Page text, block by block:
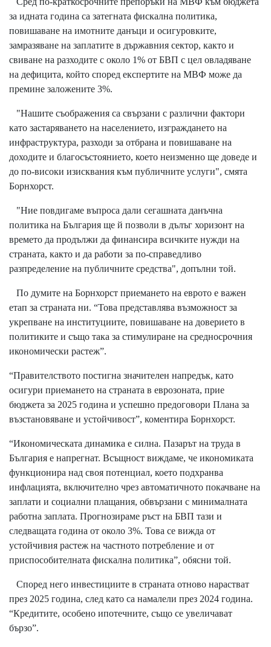
за идната година са затегната фискална политика,
повишаване на имотните данъци и осигуровките,
замразяване на заплатите в държавния сектор, както и
свиване на разходите с около 1% от БВП с цел овладяване
на дефицита, който според експертите на МВФ може да
премине заложените 3%.
"Нашите съображения са свързани с различни фактори
като застаряването на населението, изграждането на
инфраструктура, разходи за отбрана и повишаване на
доходите и благосъстоянието, което неизменно ще доведе и
до по-високи изисквания към публичните услуги", смята
Борнхорст.
"Ние повдигаме въпроса дали сегашната данъчна
политика на България ще й позволи в дълъг хоризонт на
времето да продължи да финансира всичките нужди на
страната, както и да работи за по-справедливо
разпределение на публичните средства", допълни той.
По думите на Борнхорст приемането на еврото е важен
етап за страната ни. “Това представлява възможност за
укрепване на институциите, повишаване на доверието в
политиките и също така за стимулиране на средносрочния
икономически растеж”.
“Правителството постигна значителен напредък, като
осигури приемането на страната в еврозоната, прие
бюджета за 2025 година и успешно предоговори Плана за
възстановяване и устойчивост”, коментира Борнхорст.
“Икономическата динамика е силна. Пазарът на труда в
България е напрегнат. Всъщност виждаме, че икономиката
функционира над своя потенциал, което подхранва
инфлацията, включително чрез автоматичното покачване на
заплати и социални плащания, обвързани с минималната
работна заплата. Прогнозираме ръст на БВП тази и
следващата година от около 3%. Това се вижда от
устойчивия растеж на частното потребление и от
приспособителната фискална политика”, обясни той.
Според него инвестициите в страната отново нарастват
през 2025 година, след като са намалели през 2024 година.
“Кредитите, особено ипотечните, също се увеличават
бързо”.